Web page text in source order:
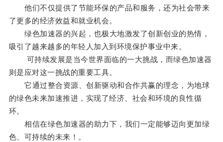
他们不仅提供了节能环保的产品和服务，还为社会带来
了更多的经济效益和就业机会。
绿色加速器的兴起，也极大地激发了创新创业的热情，
吸引了越来越多的年轻人加入到环境保护事业中来。
可持续发展是当今世界面临的一大挑战，而绿色加速器
则是应对这一挑战的重要工具。
它通过整合资源、创新驱动和合作共赢的理念，为地球
的绿色未来加速推进，实现了经济、社会和环境的良性循
环。
相信在绿色加速器的助力下，我们一定能够迈向更加绿
色、可持续的未来！。